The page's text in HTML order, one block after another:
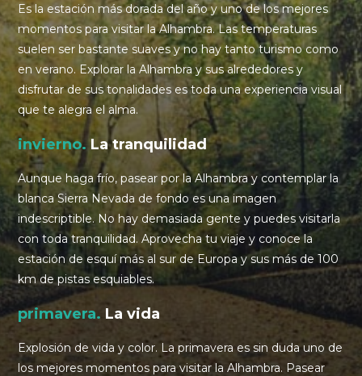
Es la estación más dorada del año y uno de los mejores
momentos para visitar la Alhambra. Las temperaturas
suelen ser bastante suaves y no hay tanto turismo como
en verano. Explorar la Alhambra y sus alrededores y
disfrutar de sus tonalidades es toda una experiencia visual
que te alegra el alma.
invierno. La tranquilidad
Aunque haga frío, pasear por la Alhambra y contemplar la
blanca Sierra Nevada de fondo es una imagen
indescriptible. No hay demasiada gente y puedes visitarla
con toda tranquilidad. Aprovecha tu viaje y conoce la
estación de esquí más al sur de Europa y sus más de 100
km de pistas esquiables.
primavera. La vida
Explosión de vida y color. La primavera es sin duda uno de
los mejores momentos para visitar la Alhambra. Pasear